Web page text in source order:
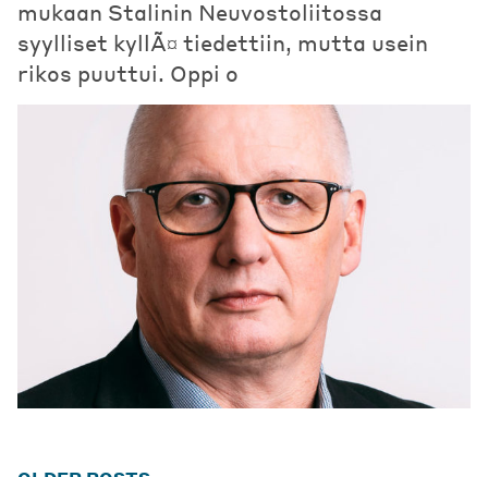
mukaan Stalinin Neuvostoliitossa
syylliset kyllÃ¤ tiedettiin, mutta usein
rikos puuttui. Oppi o